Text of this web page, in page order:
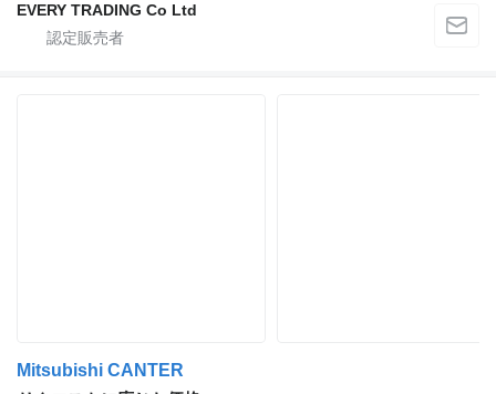
EVERY TRADING Co Ltd
Mitsubishi CANTER